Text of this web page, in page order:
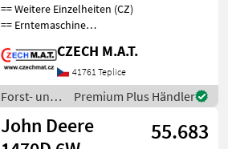
== Weitere Einzelheiten (CZ)
== Erntemaschine
2014 Laufleistung 17 000
Motorstunden 190 kW
Motor Gewicht 22.9t 6x6
Antrieb Mähdrescherkopf
CZECH M.A.T.
41761 Teplice
Forst- und
Holztechnik
/ John
Deere
Premium Plus Händler
John Deere
55.683